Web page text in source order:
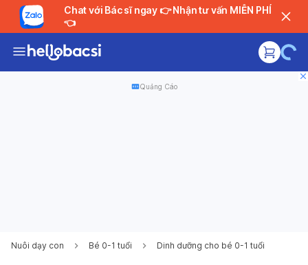
Chat với Bác sĩ ngay 👉 Nhận tư vấn MIỄN PHÍ
👈
Quảng Cáo
Nuôi dạy con Bé 0-1 tuổi Dinh dưỡng cho bé 0-1 tuổi